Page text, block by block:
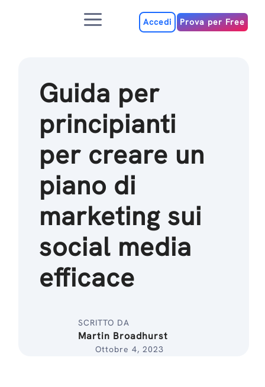
MenuAccedi Prova per Free
Guida per
principianti
per creare un
piano di
marketing sui
social media
efficace
SCRITTO DA
Martin Broadhurst
Ottobre 4, 2023